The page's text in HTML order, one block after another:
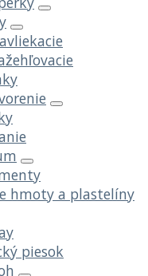
hmoty a plastelíny
piesok